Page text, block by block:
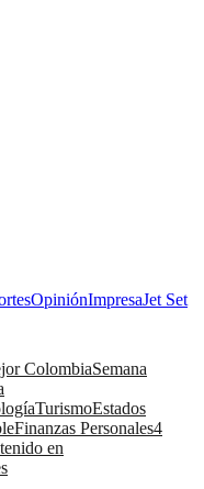
OpiniónImpresaJet Set
ColombiaSemana
TurismoEstados
Finanzas Personales4
en